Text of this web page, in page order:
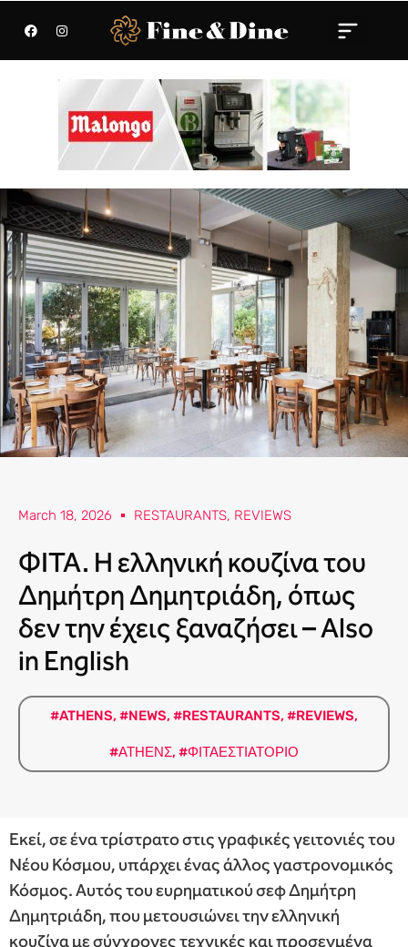
March 18, 2026 RESTAURANTS, REVIEWS
ΦΙΤΑ. Η ελληνική κουζίνα του
Δημήτρη Δημητριάδη, όπως
δεν την έχεις ξαναζήσει – Also
in English
#ATHENS, #NEWS, #RESTAURANTS, #REVIEWS,
#ΑΤΗΕΝΣ, #ΦΙΤΑΕΣΤΙΑΤΟΡΙΟ
Εκεί, σε ένα τρίστρατο στις γραφικές γειτονιές του
Νέου Κόσμου, υπάρχει ένας άλλος γαστρονομικός
Κόσμος. Αυτός του ευρηματικού σεφ Δημήτρη
Δημητριάδη, που μετουσιώνει την ελληνική
κουζίνα με σύγχρονες τεχνικές και προσεγμένα